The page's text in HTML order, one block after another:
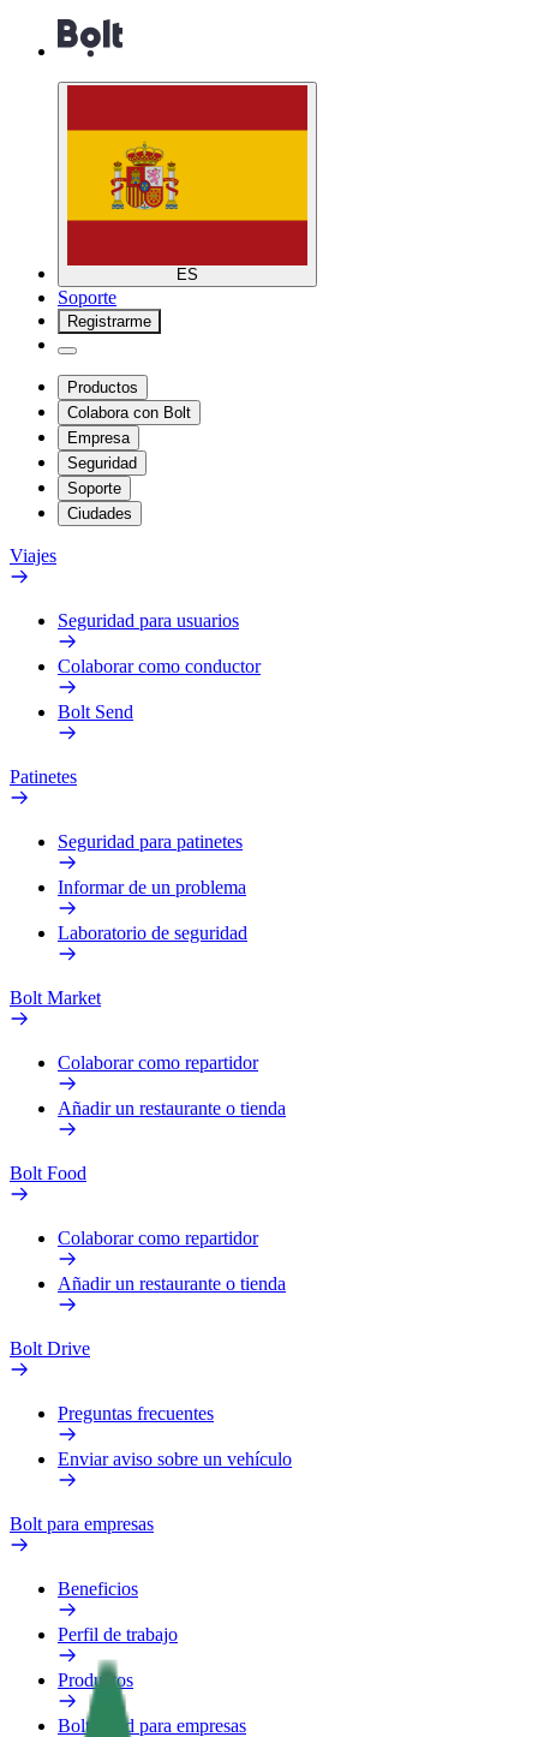
ES
Soporte
Registrarme
Productos
Colabora con Bolt
Empresa
Seguridad
Soporte
Ciudades
Viajes
Seguridad para usuarios
Colaborar como conductor
Bolt Send
Patinetes
Seguridad para patinetes
Informar de un problema
Laboratorio de seguridad
Bolt Market
Colaborar como repartidor
Añadir un restaurante o tienda
Bolt Food
Colaborar como repartidor
Añadir un restaurante o tienda
Bolt Drive
Preguntas frecuentes
Enviar aviso sobre un vehículo
Bolt para empresas
Beneficios
Perfil de trabajo
Productos
Bolt Food para empresas